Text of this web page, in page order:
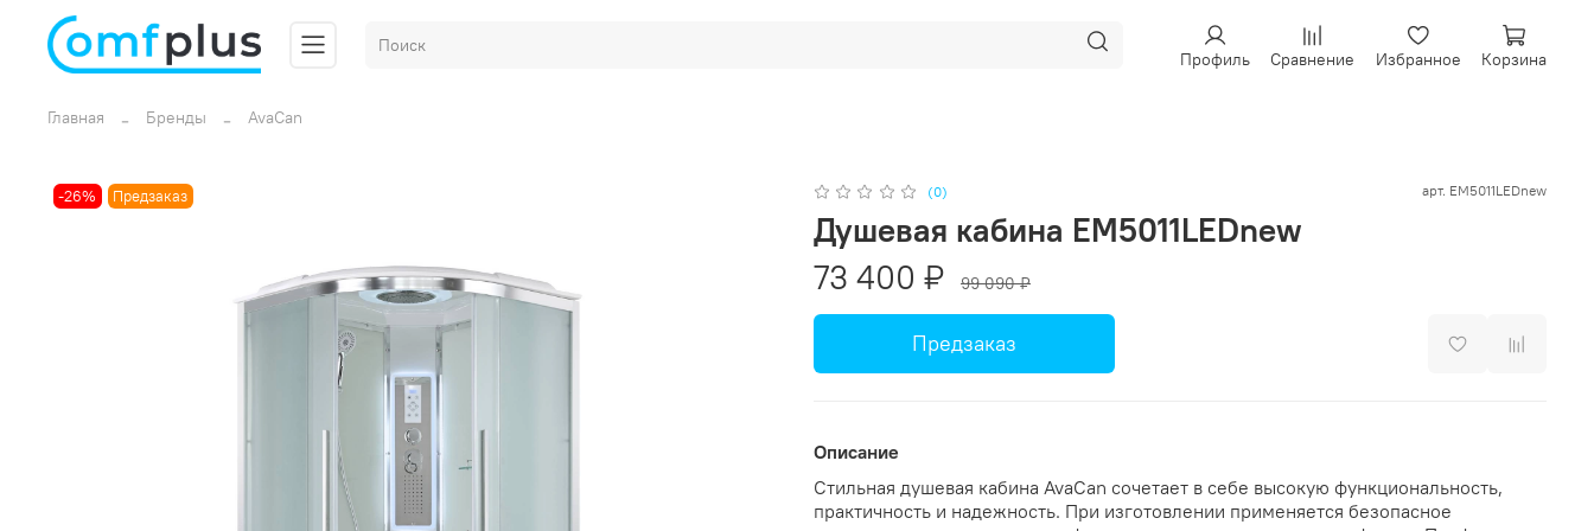
Профиль Сравнение Избранное Корзина
Главная Бренды AvaCan
-26% Предзаказ (0) арт. EM5011LEDnew
Душевая кабина EM5011LEDnew
73 400 ₽
99 090 ₽
Предзаказ
Описание
Стильная душевая кабина AvaCan сочетает в себе высокую функциональность,
практичность и надежность. При изготовлении применяется безопасное